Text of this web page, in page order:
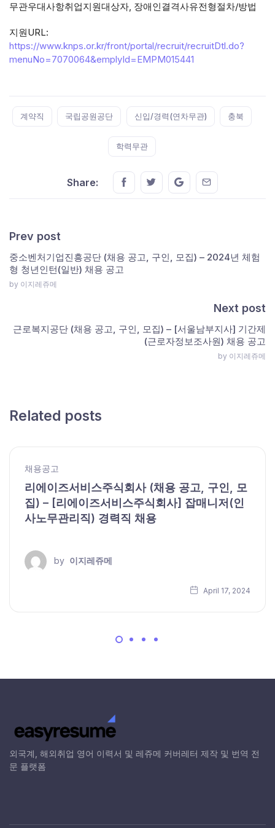
무관우대사항취업지원대상자, 장애인결격사유전형절차/방법
지원URL:
https://www.knps.or.kr/front/portal/recruit/recruitDtl.do?
menuNo=7070064&emplyId=EMPM015441
계약직 국립공원공단 신입/경력(연차무관) 충북
학력무관
Share: Share this on FaceBook
Share this on Twitter
Share this on GMail
Share this on
Prev post
중소벤처기업진흥공단 (채용 공고, 구인, 모집) – 2024년 체험
형 청년인턴(일반) 채용 공고
by 이지레쥬메
Next post
근로복지공단 (채용 공고, 구인, 모집) – [서울남부지사] 기간제
(근로자정보조사원) 채용 공고
by 이지레쥬메
Related posts
채용공고
리에이즈서비스주식회사 (채용 공고, 구인, 모
집) – [리에이즈서비스주식회사] 잡매니저(인
사노무관리직) 경력직 채용
by 이지레쥬메
April 17, 2024
외국계, 해외취업 영어 이력서 및 레쥬메 커버레터 제작 및 번역 전
문 플랫폼